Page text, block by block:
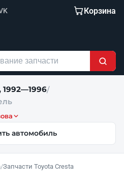
Корзина
1992—1996/
автомобиль
/Запчасти Toyota Cresta